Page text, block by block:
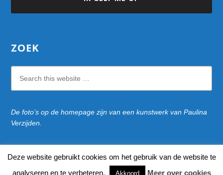
ZOEK
this
website
De foto’s op de homepage zijn van een kunstwerk van Paulina
Verzijden.
naar bovenkant pagina
Deze website gebruikt cookies om het gebruik van de website te
analyseren en te verbeteren.
Akkoord Meer over cookies